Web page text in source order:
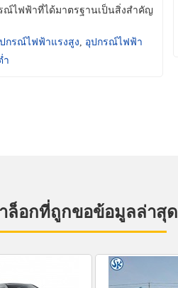
ณ์ไฟฟ้าที่ได้มาตรฐานเป็นสิ่งสำคัญ
กรณ์ไฟฟ้าแรงสูง
อุปกรณ์ไฟฟ้า
ำ
ล็อกที่ถูกขอข้อมูลล่าสุด